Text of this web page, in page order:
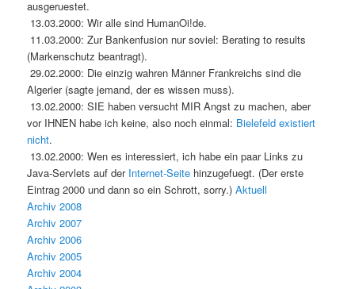
ausgeruestet.
13.03.2000: Wir alle sind HumanOi!de.
11.03.2000: Zur Bankenfusion nur soviel: Berating to results
(Markenschutz beantragt).
29.02.2000: Die einzig wahren Männer Frankreichs sind die
Algerier (sagte jemand, der es wissen muss).
13.02.2000: SIE haben versucht MIR Angst zu machen, aber
vor IHNEN habe ich keine, also noch einmal: Bielefeld existiert
nicht.
13.02.2000: Wen es interessiert, ich habe ein paar Links zu
Java-Servlets auf der Internet-Seite hinzugefuegt. (Der erste
Eintrag 2000 und dann so ein Schrott, sorry.)Aktuell
Archiv 2008
Archiv 2007
Archiv 2006
Archiv 2005
Archiv 2004